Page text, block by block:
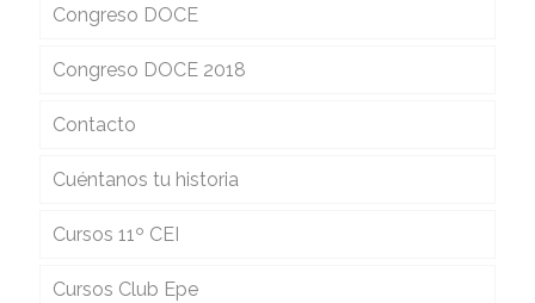
Congreso DOCE
Congreso DOCE 2018
Contacto
Cuéntanos tu historia
Cursos 11º CEI
Cursos Club Epe